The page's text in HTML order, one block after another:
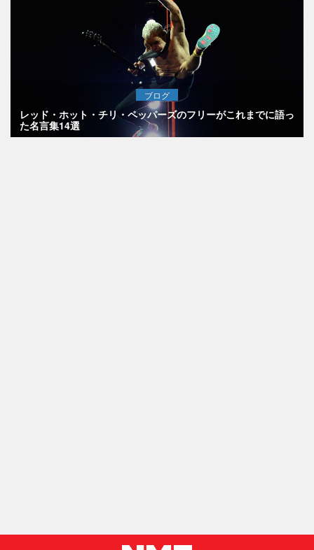
ブログ
レッド・ホット・チリ・ペッパーズのフリーがこれまでに語っ
た名言集14選